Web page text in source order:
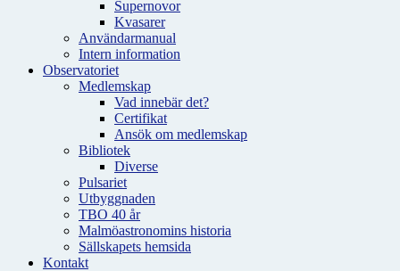
Supernovor
Kvasarer
Användarmanual
Intern information
Observatoriet
Medlemskap
Vad innebär det?
Certifikat
Ansök om medlemskap
Bibliotek
Diverse
Pulsariet
Utbyggnaden
TBO 40 år
Malmöastronomins historia
Sällskapets hemsida
Kontakt